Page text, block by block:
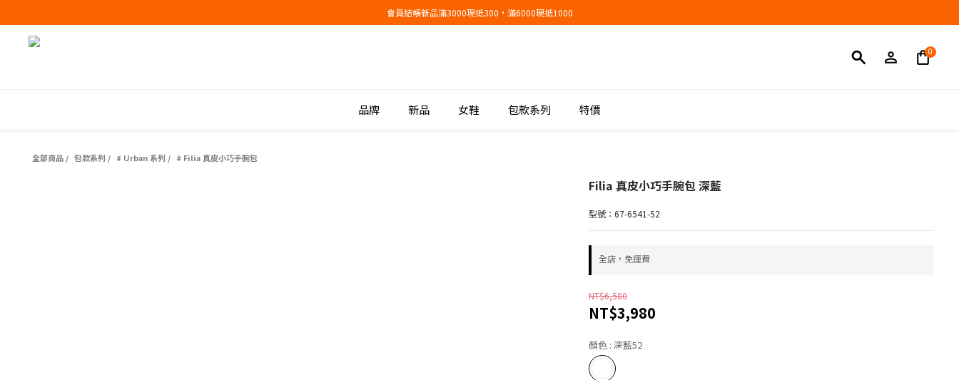
會員結帳新品滿3000現抵300，滿6000現抵1000
會員結帳新品滿3000現抵300，滿6000現抵1000
品牌 新品 女鞋 包款系列 特價
全部商品 / 包款系列 / # Urban 系列 / # Filia 真皮小巧手腕包
Filia 真皮小巧手腕包 深藍
型號：67-6541-52
全店，免運費
NT$6,580
NT$3,980
顏色 : 深藍52